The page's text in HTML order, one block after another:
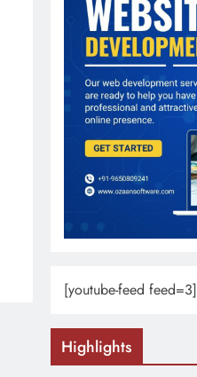
[youtube-feed feed=3]
Highlights